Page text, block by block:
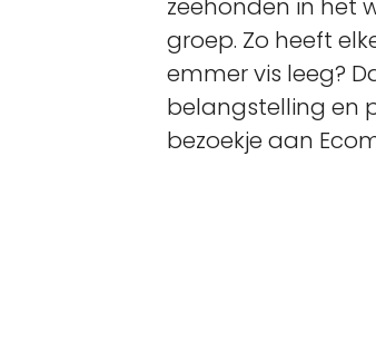
zeehonden in het
groep. Zo heeft
emmer vis leeg?
belangstelling en
bezoekje aan